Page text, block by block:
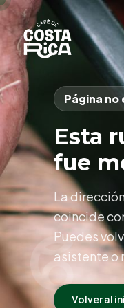
Página
Esta
fue
La
coincide
Puedes
asistente o
Volver al